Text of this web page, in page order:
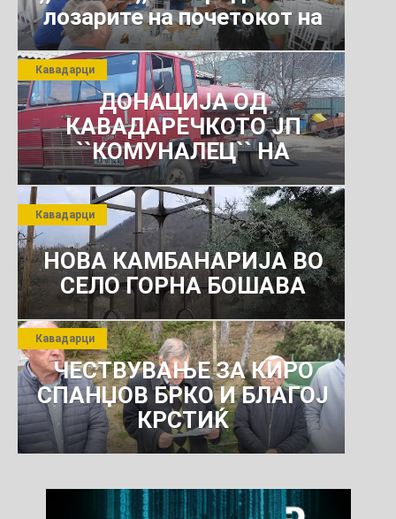
лозарите на почетокот на
јули 2026 г.
ДОНАЦИЈА ОД
КАВАДАРЕЧКОТО ЈП
``КОМУНАЛЕЦ`` НА
РОСОМАНСКОТО ЈАВНО
ПРЕТПРИЈАТИЕ ЗА
КОМУНАЛНО УСЛУГИ
Кавадарци
НОВА КАМБАНАРИЈА ВО
СЕЛО ГОРНА БОШАВА
Кавадарци
ЧЕСТВУВАЊЕ ЗА КИРО
СПАНЏОВ БРКО И БЛАГОЈ
КРСТИЌ
Кавадарци